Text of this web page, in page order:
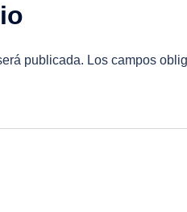
publicada. Los campos